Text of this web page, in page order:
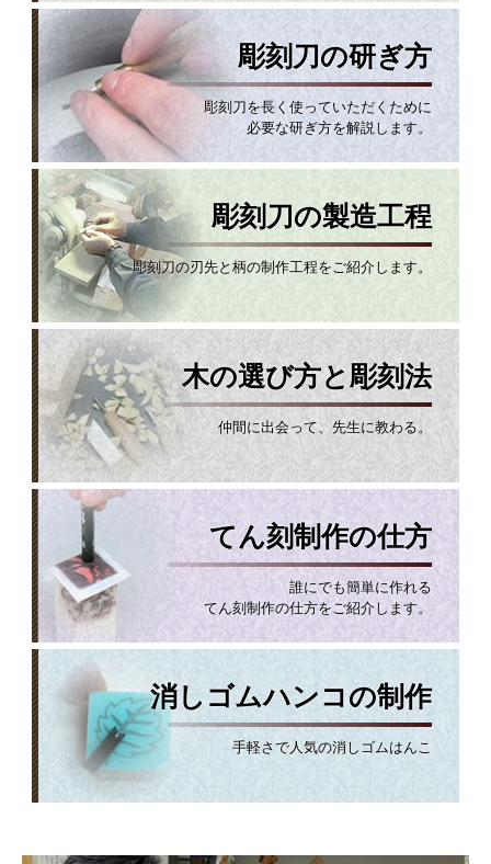
彫刻刀の研ぎ方
彫刻刀を長く使っていただくために
必要な研ぎ方を解説します。
彫刻刀の製造工程
彫刻刀の刃先と柄の制作工程をご紹介します。
木の選び方と彫刻法
仲間に出会って、先生に教わる。
てん刻制作の仕方
誰にでも簡単に作れる
てん刻制作の仕方をご紹介します。
消しゴムハンコの制作
手軽さで人気の消しゴムはんこ